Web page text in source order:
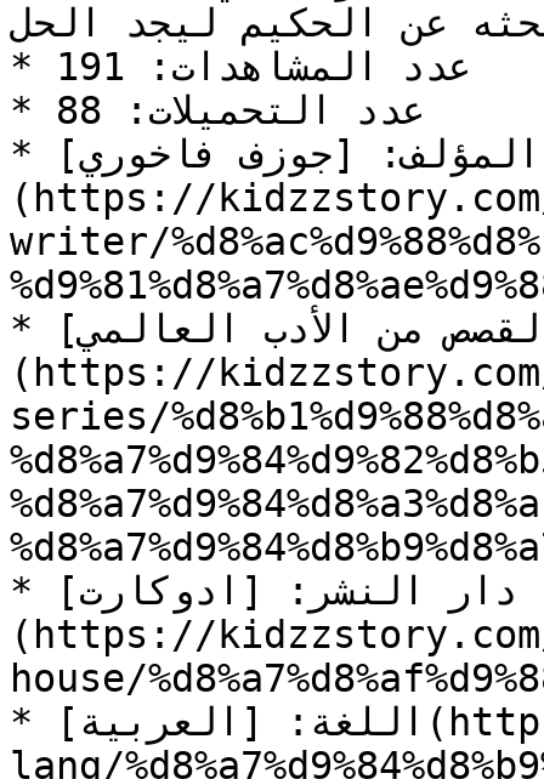
عن الحكيم ليجد الحل.
* عدد المشاهدات: 191
* عدد التحميلات: 88
* المؤلف: [جوزف فاخوري]
(https://
writer/
* السلسلة: [روائع القصص من الأدب العالمي]
(https://
series/
* دار النشر: [ادوكارت]
(https://
house/
* اللغة: [العربية](https://kidzzstory.com/story-
lang/